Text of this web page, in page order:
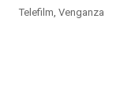
Telefilm, Venganza